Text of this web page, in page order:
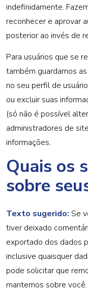
indefinidamente.
reconhecer e aprovar
posterior ao invés de
Para usuários que se
também guardamos
no seu perfil de
ou excluir suas
(só não é possível
administradores de
informações.
Quais os
sobre
Texto sugerido: Se
tiver deixado
exportado dos dados
inclusive quaisquer
pode solicitar que
mantemos sobre